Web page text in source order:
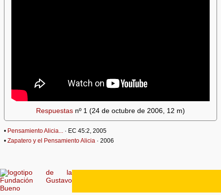
Respuestas nº 1 (24 de octubre de 2006, 12 m)
• Pensamiento Alicia... · EC 45:2, 2005
•Zapatero y el Pensamiento Alicia · 2006